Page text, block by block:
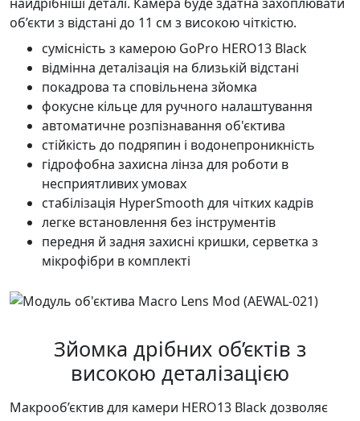
найдрібніші деталі. Камера буде здатна захоплювати
об’єкти з відстані до 11 см з високою чіткістю.
сумісність з камерою GoPro HERO13 Black
відмінна деталізація на близькій відстані
покадрова та сповільнена зйомка
фокусне кільце для ручного налаштування
автоматичне розпізнавання об'єктива
стійкість до подряпин і водонепроникність
гідрофобна захисна лінза для роботи в
несприятливих умовах
стабілізація HyperSmooth для чітких кадрів
легке встановлення без інструментів
передня й задня захисні кришки, серветка з
мікрофібри в комплекті
Зйомка дрібних об’єктів з
високою деталізацією
Макрооб’єктив для камери HERO13 Black дозволяє